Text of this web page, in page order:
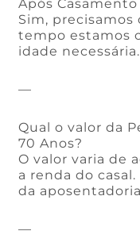
Após Casamento
Sim,
tempo estamos
idade necessária.
—
Qual o valor da
70 Anos?
O valor varia de
a renda do
da
—